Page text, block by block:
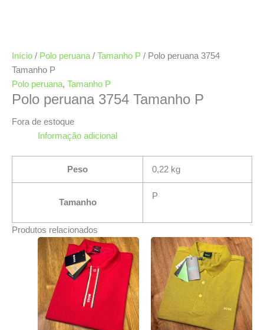
Início / Polo peruana / Tamanho P / Polo peruana 3754
Tamanho P
Polo peruana, Tamanho P
Polo peruana 3754 Tamanho P
Fora de estoque
Informação adicional
Peso 0,22 kg
Tamanho
P
Produtos relacionados